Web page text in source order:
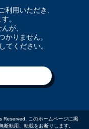
利用いただき、
。
が、
かりません。
てください。
Reserved. このホームページに掲
断転用、転載をお断りします。